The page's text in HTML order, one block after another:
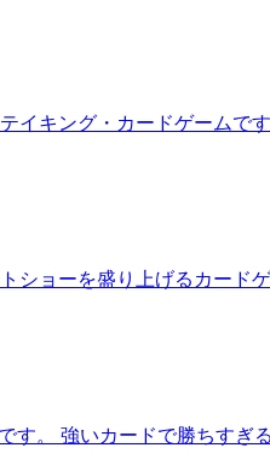
イキング・カードゲーム
ショーを盛り上げるカー
す。 強いカードで勝ちす